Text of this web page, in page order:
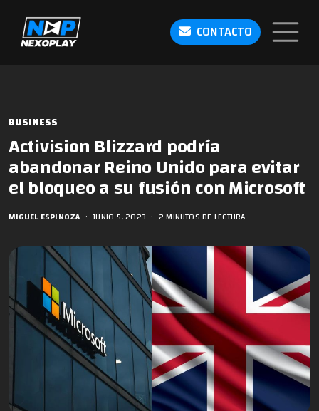
CONTACTO
BUSINESS
Activision Blizzard podría
abandonar Reino Unido para evitar
el bloqueo a su fusión con Microsoft
MIGUEL ESPINOZA • JUNIO 5, 2023 • 2 MINUTOS DE LECTURA